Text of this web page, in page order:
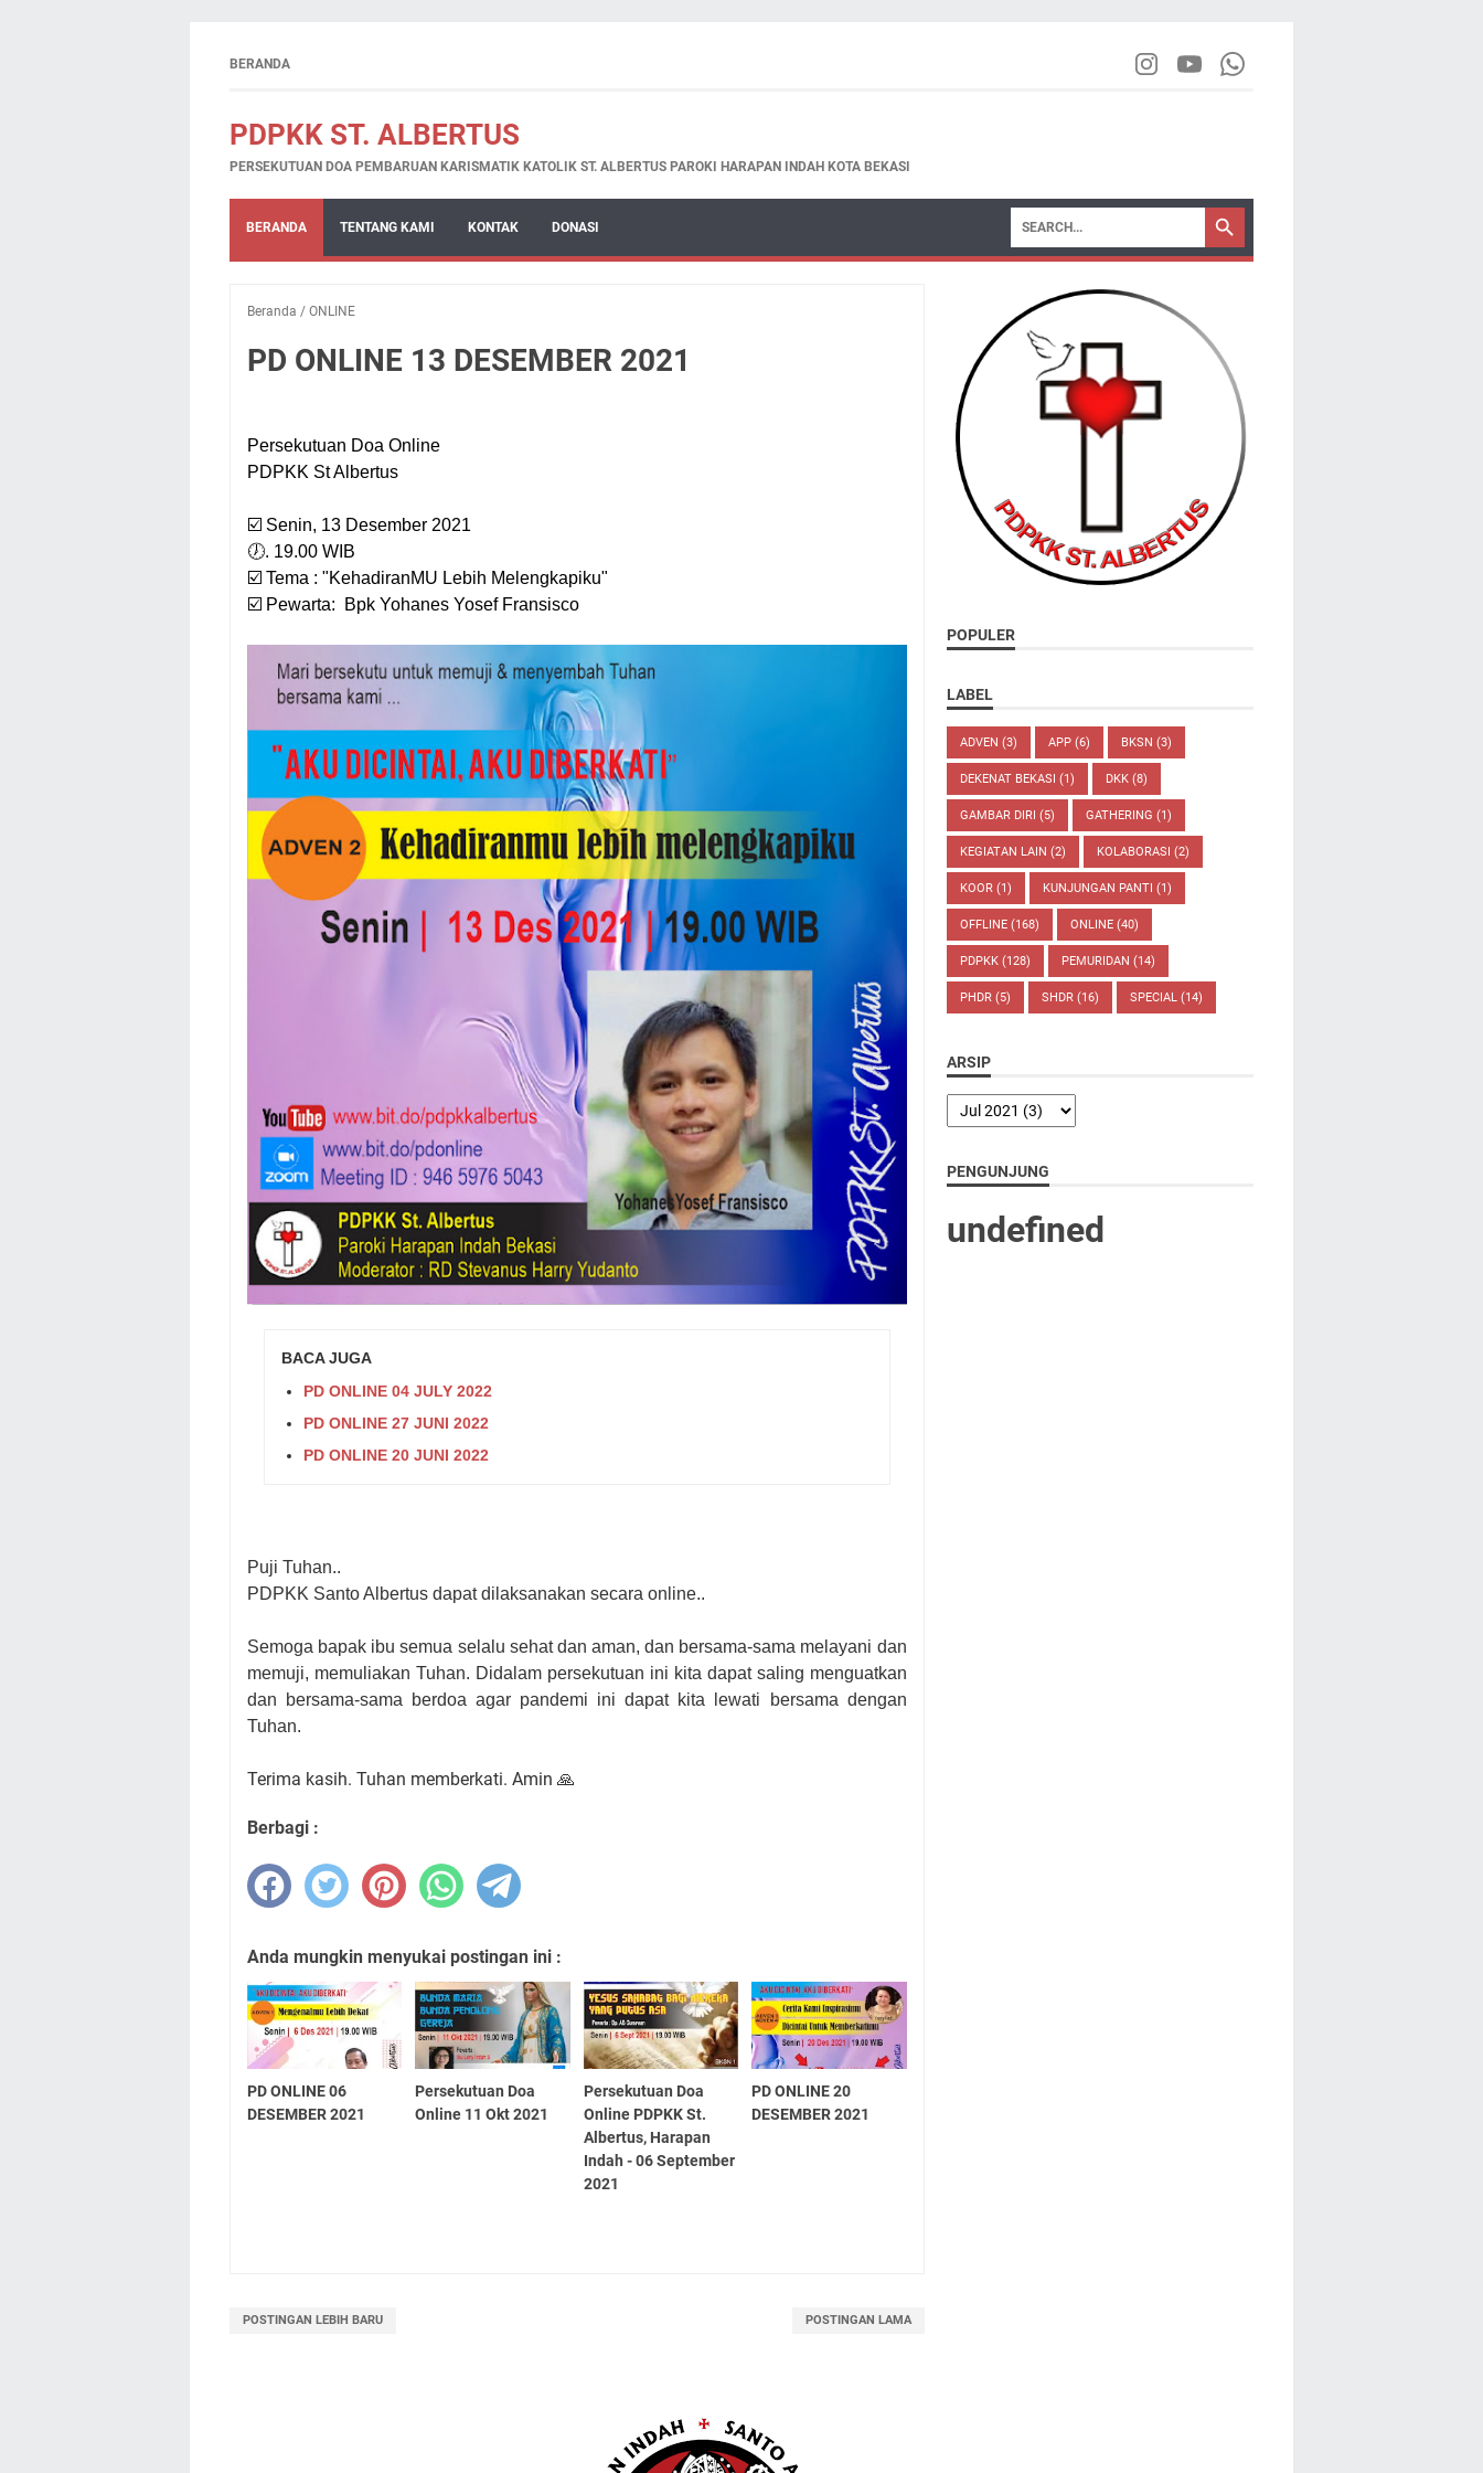
BERANDA
PDPKK ST. ALBERTUS
PERSEKUTUAN DOA PEMBARUAN KARISMATIK KATOLIK ST. ALBERTUS PAROKI HARAPAN INDAH KOTA BEKASI
BERANDA TENTANG KAMI KONTAK DONASI
Beranda / ONLINE
PD ONLINE 13 DESEMBER 2021
Persekutuan Doa Online
PDPKK St Albertus
☑️ Senin, 13 Desember 2021
🕖. 19.00 WIB
☑️ Tema : "KehadiranMU Lebih Melengkapiku"
☑️ Pewarta: Bpk Yohanes Yosef Fransisco
BACA JUGA
PD ONLINE 04 JULY 2022
PD ONLINE 27 JUNI 2022
PD ONLINE 20 JUNI 2022
Puji Tuhan..
PDPKK Santo Albertus dapat dilaksanakan secara online..
Semoga bapak ibusemua selalu sehat dan aman, dan bersama-sama melayani dan
memuji, memuliakan Tuhan. Didalam persekutuan ini kita dapat saling menguatkan
dan bersama-sama berdoa agar pandemi ini dapat kita lewati bersama dengan
Tuhan.
Terima kasih. Tuhan memberkati. Amin 🙏
Berbagi :
Anda mungkin menyukai postingan ini :
PD ONLINE 06
DESEMBER 2021
Persekutuan Doa
Online 11 Okt 2021
Persekutuan Doa
Online PDPKK St.
Albertus, Harapan
Indah - 06 September
2021
PD ONLINE 20
DESEMBER 2021
POSTINGAN LEBIH BARU POSTINGAN LAMA
POPULER
LABEL
ADVEN (3) APP (6) BKSN (3)
DEKENAT BEKASI (1) DKK (8)
GAMBAR DIRI (5) GATHERING (1)
KEGIATAN LAIN (2) KOLABORASI (2)
KOOR (1) KUNJUNGAN PANTI (1)
OFFLINE (168) ONLINE (40)
PDPKK (128) PEMURIDAN (14)
PHDR (5) SHDR (16) SPECIAL (14)
ARSIP
PENGUNJUNG
undefned